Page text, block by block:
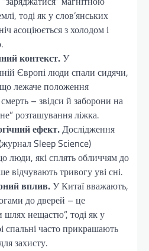
тоді як у слов’янських
асоціюється з холодом і
контекст.У
Європі люди спали сидячи,
лежаче положення
– звідси й заборони на
розташування ліжка.
ефект.Дослідження
Sleep Science)
люди, які сплять обличчям до
відчувають тривогу уві сні.
вплив.У Китаї вважають,
до дверей – це
шлях нещастю”, тоді як у
спальні часто прикрашають
захисту.